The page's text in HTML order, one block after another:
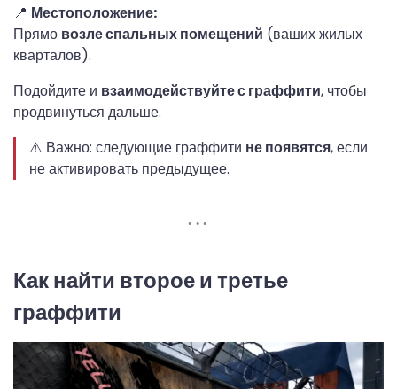
📍 Местоположение:
Прямо возле спальных помещений (ваших жилых
кварталов).
Подойдите и взаимодействуйте с граффити, чтобы
продвинуться дальше.
⚠️ Важно: следующие граффити не появятся, если
не активировать предыдущее.
Как найти второе и третье
граффити